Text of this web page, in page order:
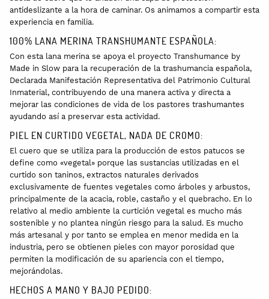
antideslizante a la hora de caminar. Os animamos a compartir esta
experiencia en familia.
100% LANA MERINA TRANSHUMANTE ESPAÑOLA:
Con esta lana merina se apoya el proyecto Transhumance by
Made in Slow para la recuperación de la trashumancia española,
Declarada Manifestación Representativa del Patrimonio Cultural
Inmaterial, contribuyendo de una manera activa y directa a
mejorar las condiciones de vida de los pastores trashumantes
ayudando así a preservar esta actividad.
PIEL EN CURTIDO VEGETAL, NADA DE CROMO:
El cuero que se utiliza para la producción de estos patucos se
define como «vegetal» porque las sustancias utilizadas en el
curtido son taninos, extractos naturales derivados
exclusivamente de fuentes vegetales como árboles y arbustos,
principalmente de la acacia, roble, castaño y el quebracho. En lo
relativo al medio ambiente la curtición vegetal es mucho más
sostenible y no plantea ningún riesgo para la salud. Es mucho
más artesanal y por tanto se emplea en menor medida en la
industria, pero se obtienen pieles con mayor porosidad que
permiten la modificación de su apariencia con el tiempo,
mejorándolas.
HECHOS A MANO Y BAJO PEDIDO: